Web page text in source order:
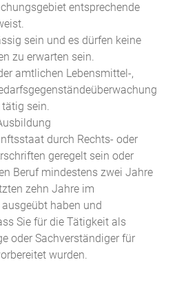
entsprechende
sein und es dürfen keine
zu erwarten sein.
amtlichen Lebensmittel-,
sein.
durch Rechts- oder
geregelt sein oder
Beruf mindestens zwei Jahre
zehn Jahre im
haben und
Sie für die Tätigkeit als
oder Sachverständiger für
wurden.